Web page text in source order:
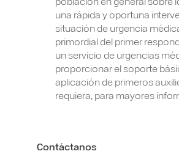
una rápida y oportuna
situación de urgencia
primordial del primer
un servicio de urgencias
proporcionar el soporte
aplicación de primeros
requiera, para mayores
Contáctanos